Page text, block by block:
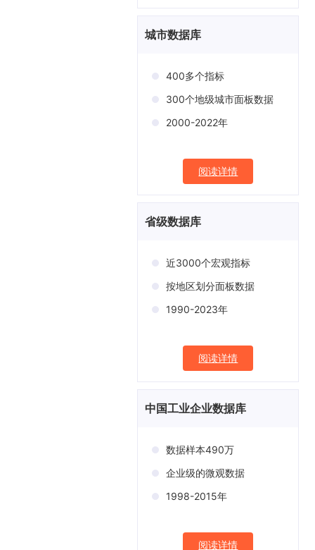
城市数据库
400多个指标
300个地级城市面板数据
2000-2022年
阅读详情
省级数据库
近3000个宏观指标
按地区划分面板数据
1990-2023年
阅读详情
中国工业企业数据库
数据样本490万
企业级的微观数据
1998-2015年
阅读详情